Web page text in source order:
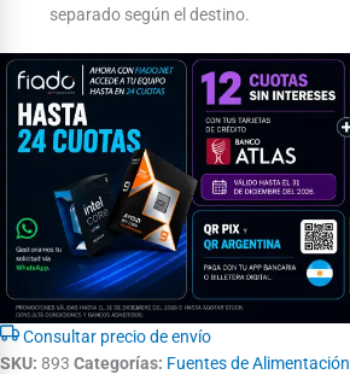
separado según el destino.
Consultar precio de envío
SKU: 893 Categorías: Fuentes de Alimentación